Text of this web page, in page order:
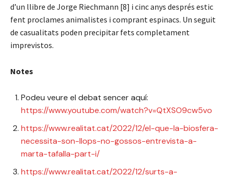
d’un llibre de Jorge Riechmann [8] i cinc anys després estic
fent proclames animalistes i comprant espinacs. Un seguit
de casualitats poden precipitar fets completament
imprevistos.
Notes
Podeu veure el debat sencer aquí:
https://www.youtube.com/watch?v=QtXSO9cw5vo
https://www.realitat.cat/2022/12/el-que-la-biosfera-
necessita-son-llops-no-gossos-entrevista-a-
marta-tafalla-part-i/
https://www.realitat.cat/2022/12/surts-a-